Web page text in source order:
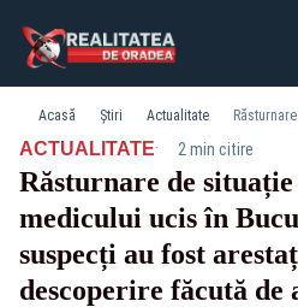
Acasă Știri Actualitate
ACTUALITATE· 2 min citire
Răsturnare de
medicului ucis în
suspecți au fost
descoperire făcută de